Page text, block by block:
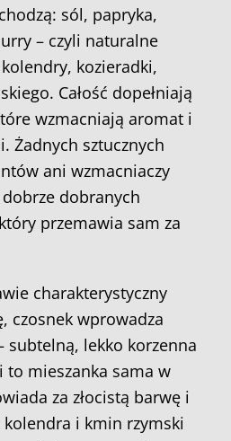
sól, papryka,
– czyli naturalne
kozieradki,
Całość dopełniają
wzmacniają aromat i
Żadnych sztucznych
ani wzmacniaczy
dobranych
przemawia sam za
charakterystyczny
czosnek wprowadza
subtelną, lekko korzenna
to mieszanka sama w
za złocistą barwę i
i kmin rzymski